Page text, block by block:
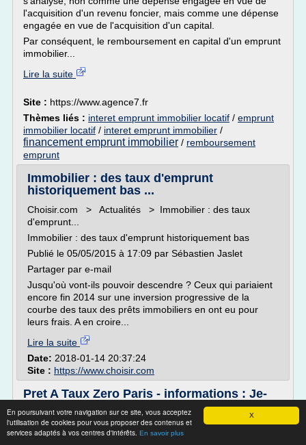
X
En poursuivant votre navigation sur ce site, vous acceptez
l'utilisation de cookies pour vous proposer des contenus et
services adaptés à vos centres d'intérêts. En savoir plus
l'acquisition d'un revenu foncier, mais comme une dépense
engagée en vue de l'acquisition d'un capital.
Par conséquent, le remboursement en capital d'un emprunt
immobilier...
Lire la suite
Site : https://www.agence7.fr
Thèmes liés : interet emprunt immobilier locatif / emprunt
immobilier locatif / interet emprunt immobilier /
financement emprunt immobilier / remboursement
emprunt
Immobilier : des taux d'emprunt
historiquement bas ...
Choisir.com > Actualités > Immobilier : des taux
d'emprunt...
Immobilier : des taux d'emprunt historiquement bas
Publié le 05/05/2015 à 17:09 par Sébastien Jaslet
Partager par e-mail
Jusqu'où vont-ils pouvoir descendre ? Ceux qui pariaient
encore fin 2014 sur une inversion progressive de la
courbe des taux des prêts immobiliers en ont eu pour
leurs frais. A en croire...
Lire la suite
Date: 2018-01-14 20:37:24
Site : https://www.choisir.com
Pret A Taux Zero Paris - informations : Je-
Pret A Taux Zero Paris